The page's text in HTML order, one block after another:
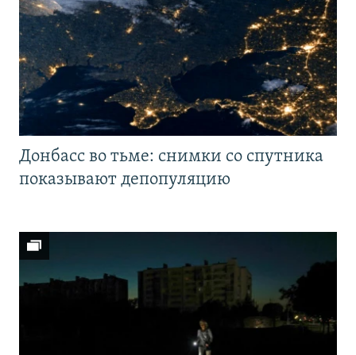
Донбасс во тьме: снимки со спутника
показывают депопуляцию